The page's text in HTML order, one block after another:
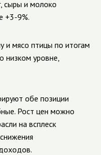
сыры и молоко
+3-9%.
и мясо птицы по итогам
низком уровне,
обе позиции
Рост цен можно
на всплеск